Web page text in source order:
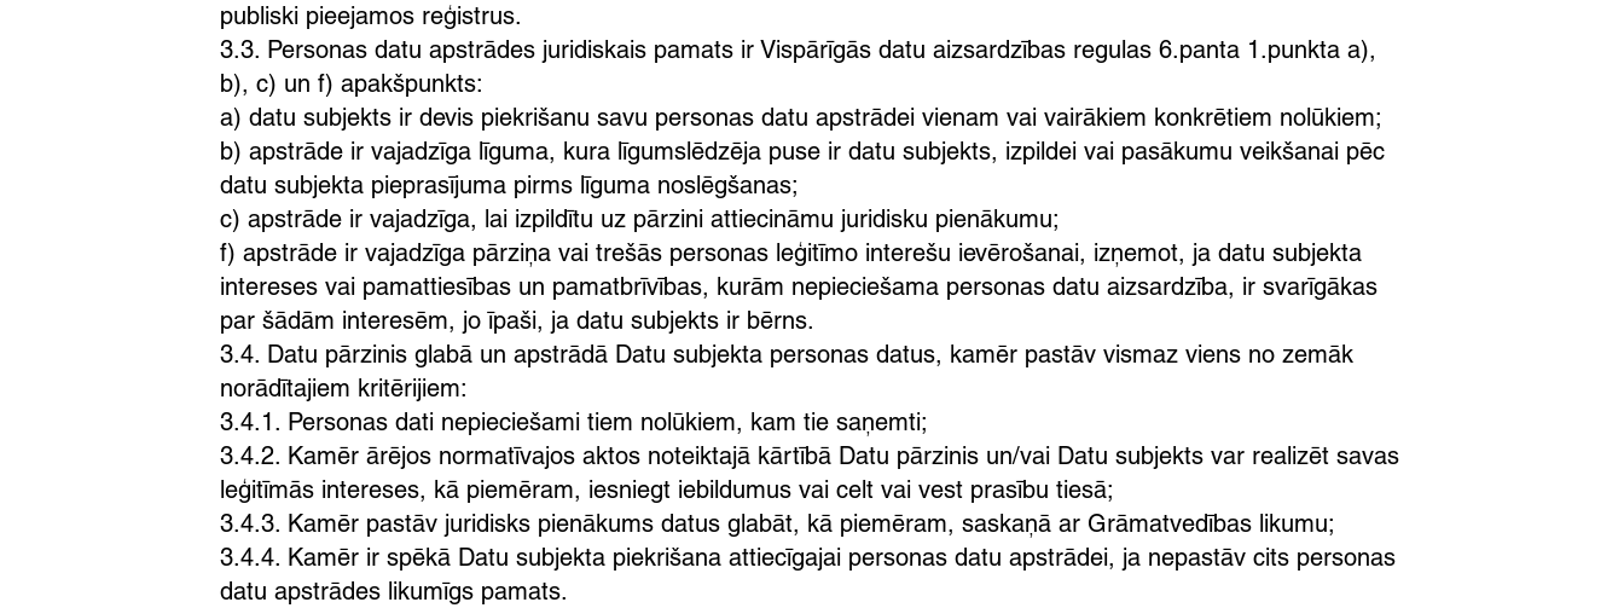
publiski pieejamos reģistrus.
3.3. Personas datu apstrādes juridiskais pamats ir Vispārīgās datu aizsardzības regulas 6.panta 1.punkta a),
b), c) un f) apakšpunkts:
a) datu subjekts ir devis piekrišanu savu personas datu apstrādei vienam vai vairākiem konkrētiem nolūkiem;
b) apstrāde ir vajadzīga līguma, kura līgumslēdzēja puse ir datu subjekts, izpildei vai pasākumu veikšanai pēc
datu subjekta pieprasījuma pirms līguma noslēgšanas;
c) apstrāde ir vajadzīga, lai izpildītu uz pārzini attiecināmu juridisku pienākumu;
f) apstrāde ir vajadzīga pārziņa vai trešās personas leģitīmo interešu ievērošanai, izņemot, ja datu subjekta
intereses vai pamattiesības un pamatbrīvības, kurām nepieciešama personas datu aizsardzība, ir svarīgākas
par šādām interesēm, jo īpaši, ja datu subjekts ir bērns.
3.4. Datu pārzinis glabā un apstrādā Datu subjekta personas datus, kamēr pastāv vismaz viens no zemāk
norādītajiem kritērijiem:
3.4.1. Personas dati nepieciešami tiem nolūkiem, kam tie saņemti;
3.4.2. Kamēr ārējos normatīvajos aktos noteiktajā kārtībā Datu pārzinis un/vai Datu subjekts var realizēt savas
leģitīmās intereses, kā piemēram, iesniegt iebildumus vai celt vai vest prasību tiesā;
3.4.3. Kamēr pastāv juridisks pienākums datus glabāt, kā piemēram, saskaņā ar Grāmatvedības likumu;
3.4.4. Kamēr ir spēkā Datu subjekta piekrišana attiecīgajai personas datu apstrādei, ja nepastāv cits personas
datu apstrādes likumīgs pamats.